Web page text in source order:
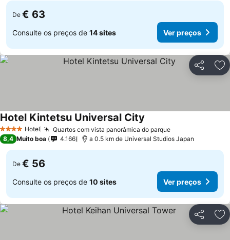
De € 63
Consulte os preços de 14 sites Ver preços
Partilhar
4 EstrelasHotel Quartos com vista panorâmica do parque
Hotel Kintetsu Universal City
8,4 Muito boa 4.166 a 0.5 km de Universal Studios Japan
De € 56
Consulte os preços de 10 sites Ver preços
Partilhar